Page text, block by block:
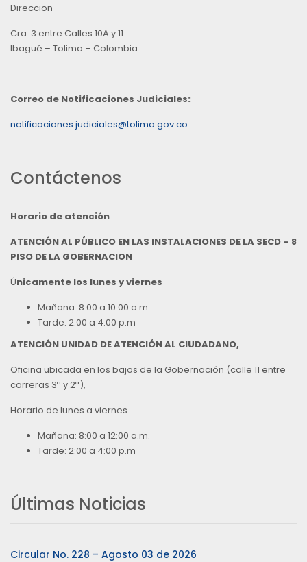
Direccion
Cra. 3 entre Calles 10A y 11
Ibagué – Tolima – Colombia
Correo de Notificaciones Judiciales:
notificaciones.judiciales@tolima.gov.co
Contáctenos
Horario de atención
ATENCIÓN AL PÚBLICO EN LAS INSTALACIONES DE LA SECD – 8
PISO DE LA GOBERNACION
Únicamente los lunes y viernes
Mañana: 8:00 a 10:00 a.m.
Tarde: 2:00 a 4:00 p.m
ATENCIÓN UNIDAD DE ATENCIÓN AL CIUDADANO,
Oficina ubicada en los bajos de la Gobernación (calle 11 entre
carreras 3ª y 2ª),
Horario de lunes a viernes
Mañana: 8:00 a 12:00 a.m.
Tarde: 2:00 a 4:00 p.m
Últimas Noticias
Circular No. 228 – Agosto 03 de 2026